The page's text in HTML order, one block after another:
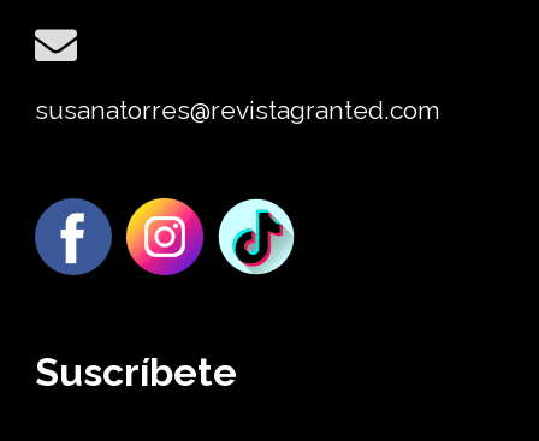
susanatorres@revistagranted.com
Suscríbete